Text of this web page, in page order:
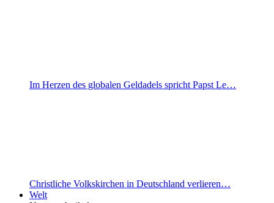
Im Herzen des globalen Geldadels spricht Papst Le…
Christliche Volkskirchen in Deutschland verlieren…
Welt